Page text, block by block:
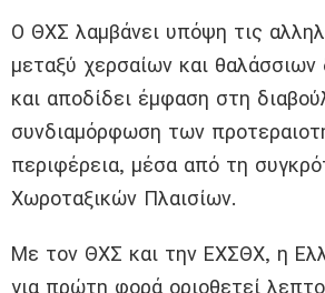
Ο ΘΧΣ λαμβάνει υπόψη τις
μεταξύ χερσαίων και
και αποδίδει έμφαση στη
συνδιαμόρφωση των
περιφέρεια, μέσα από τη
Χωροταξικών Πλαισίων.
Με τον ΘΧΣ και την ΕΧΣΘΧ, η
για πρώτη φορά οριοθετεί